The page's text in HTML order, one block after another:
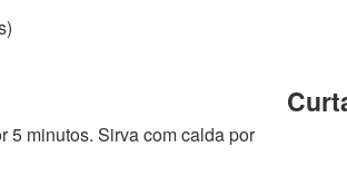
5 minutos. Sirva com calda por